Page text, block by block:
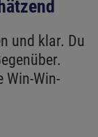
und klar. Du
Win-Win-